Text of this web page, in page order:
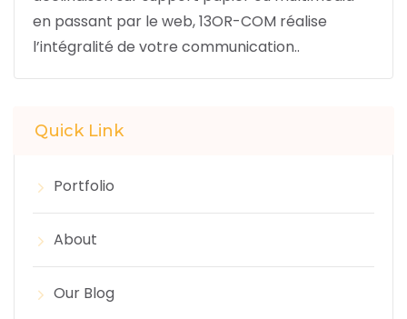
en passant par le web,13OR-COM réalise
l’intégralité de votre communication..
Quick Link
Portfolio
About
Our Blog